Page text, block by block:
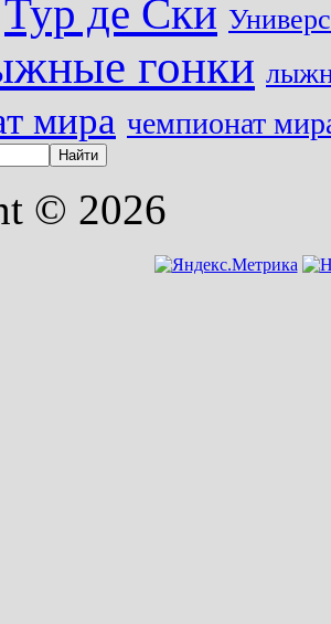
Тур де Ски
гонки
мира чемпионат
© 2026